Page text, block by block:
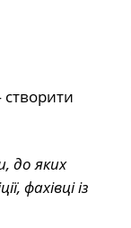
створити
до яких
фахівці із